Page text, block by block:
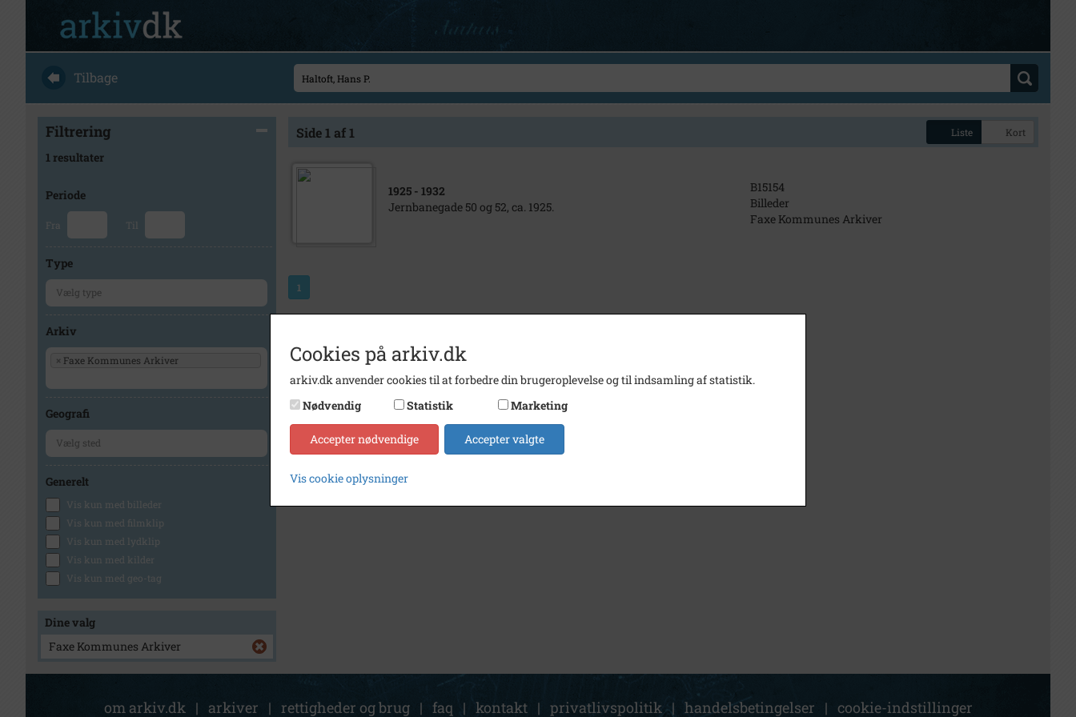
Tilbage
Filtrering
1 resultater
Periode
Fra Til
Type
Arkiv
× Faxe Kommunes Arkiver
Geografi
Generelt
Vis kun med billeder
Vis kun med filmklip
Vis kun med lydklip
Vis kun med kilder
Vis kun med geo-tag
Dine valg
Faxe Kommunes Arkiver
Side 1 af 1 Liste Kort
1925 - 1932
Jernbanegade 50 og 52, ca. 1925.
B15154
Billeder
Faxe Kommunes Arkiver
1
om arkiv.dk | arkiver | rettigheder og brug | faq | kontakt | privatlivspolitik | handelsbetingelser | cookie-indstillinger
Cookies på arkiv.dk
arkiv.dk anvender cookies til at forbedre din brugeroplevelse og til indsamling af statistik.
Nødvendig
Statistik Marketing
Accepter nødvendige Accepter valgte
Vis cookie oplysninger